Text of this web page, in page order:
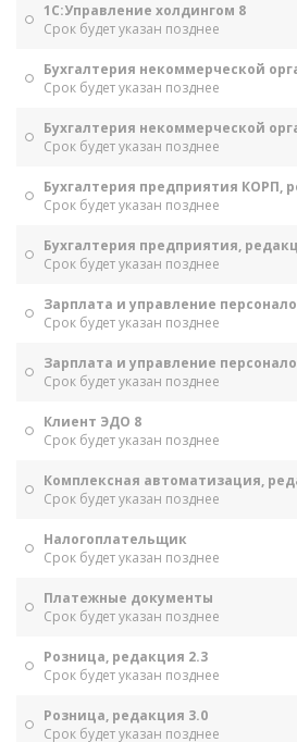
1С:Управление холдингом 8
Срок будет указан позднее
Бухгалтерия некоммерческой
Срок будет указан позднее
Бухгалтерия некоммерческой
Срок будет указан позднее
Бухгалтерия предприятия КОРП,
Срок будет указан позднее
Бухгалтерия предприятия,
Срок будет указан позднее
Зарплата и управление
Срок будет указан позднее
Зарплата и управление
Срок будет указан позднее
Клиент ЭДО 8
Срок будет указан позднее
Комплексная автоматизация,
Срок будет указан позднее
Налогоплательщик
Срок будет указан позднее
Платежные документы
Срок будет указан позднее
Розница, редакция 2.3
Срок будет указан позднее
Розница, редакция 3.0
Срок будет указан позднее